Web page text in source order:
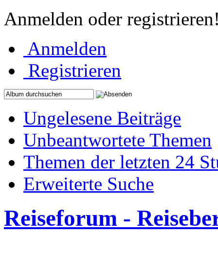
Anmelden oder
Anmelden
Registrieren
Ungelesene Beiträge
Unbeantwortete Themen
Themen der letzten 24
Erweiterte Suche
Reiseforum -